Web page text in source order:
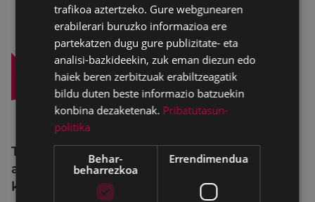
Trafiko-murrizketak Egogain kalean
abuztuaren 10etik abuztuaren 23ra,
konponketa-lanak direla-eta
trafikoa aztertzeko. Gure webgunearen
erabilerari buruzko informazioa ere
partekatzen dugu gure publizitate- eta
analisi-bazkideekin, zuk eman diezun edo
haiek beren zerbitzuak erabiltzeagatik
bildu duten beste informazio batzuekin
konbina dezaketenak. Pribatutasun-
politika
Behar-
beharrezkoa
Errendimendua